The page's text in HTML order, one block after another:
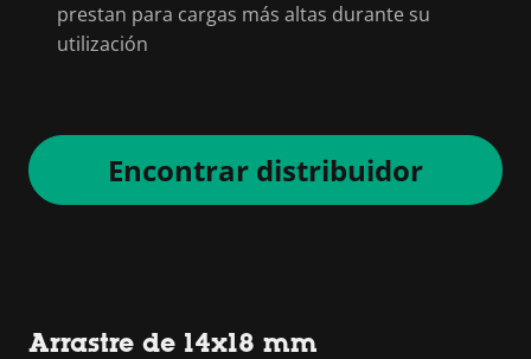
prestan para cargas más altas durante su
utilización
Encontrar distribuidor
Arrastre de 14x18 mm